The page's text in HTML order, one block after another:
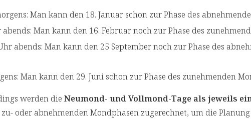
Man kann den 18. Januar schon zur Phase des
Man kann den 16. Februar noch zur Phase des
abends: Man kann den 25 September noch zur Phase des
Man kann den 29. Juni schon zur Phase des zunehmenden
werden die Neumond- und Vollmond-Tage als jeweils
oder abnehmenden Mondphasen zugerechnet, um die